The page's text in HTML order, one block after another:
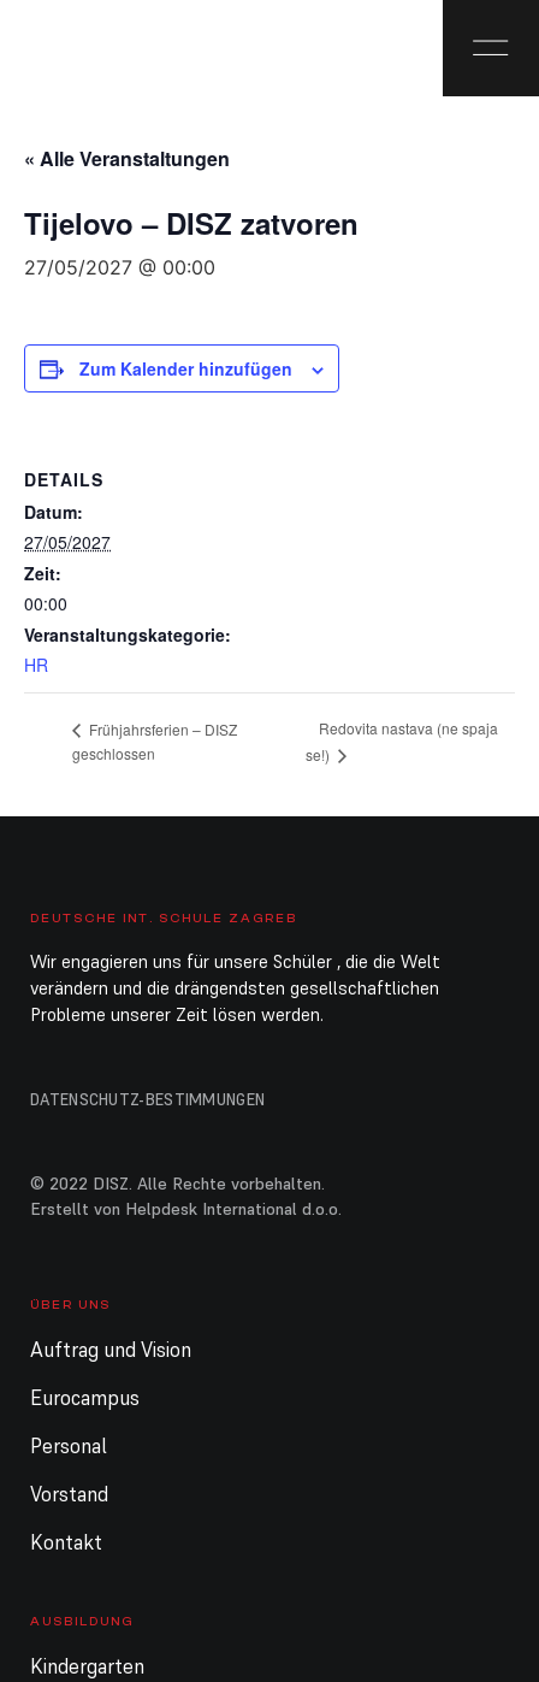
« Alle Veranstaltungen
Tijelovo – DISZ zatvoren
27/05/2027 @ 00:00
Zum Kalender hinzufügen
DETAILS
Datum:
27/05/2027
Zeit:
00:00
Veranstaltungskategorie:
HR
Frühjahrsferien – DISZ
geschlossen
Redovita nastava (ne spaja
se!)
DEUTSCHE INT. SCHULE ZAGREB
Wir engagieren uns für unsere Schüler , die die Welt
verändern und die drängendsten gesellschaftlichen
Probleme unserer Zeit lösen werden.
DATENSCHUTZ-BESTIMMUNGEN
© 2022 DISZ. Alle Rechte vorbehalten.
Erstellt von Helpdesk International d.o.o.
ÜBER UNS
Auftrag und Vision
Eurocampus
Personal
Vorstand
Kontakt
AUSBILDUNG
Kindergarten